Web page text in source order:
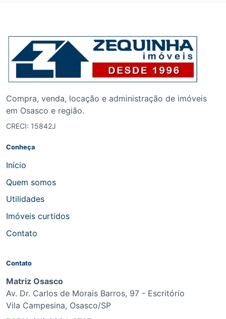
Compra, venda, locação e administração de imóveis
em Osasco e região.
CRECI: 15842J
Conheça
Início
Quem somos
Utilidades
Imóveis curtidos
Contato
Contato
Matriz Osasco
Av. Dr. Carlos de Morais Barros, 97 - Escritório
Vila Campesina, Osasco/SP